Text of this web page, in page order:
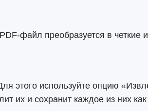
файл преобразуется в четкие
этого используйте опцию
их и сохранит каждое из них